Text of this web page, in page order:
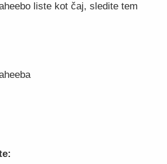
liste kot čaj, sledite tem